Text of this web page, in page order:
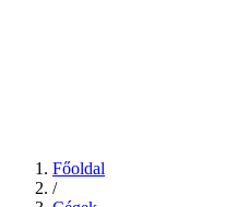
Főoldal
/